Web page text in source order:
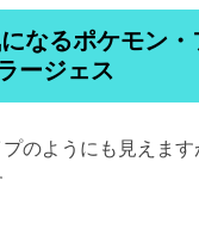
なるポケモン・
ージェス
のようにも見えま